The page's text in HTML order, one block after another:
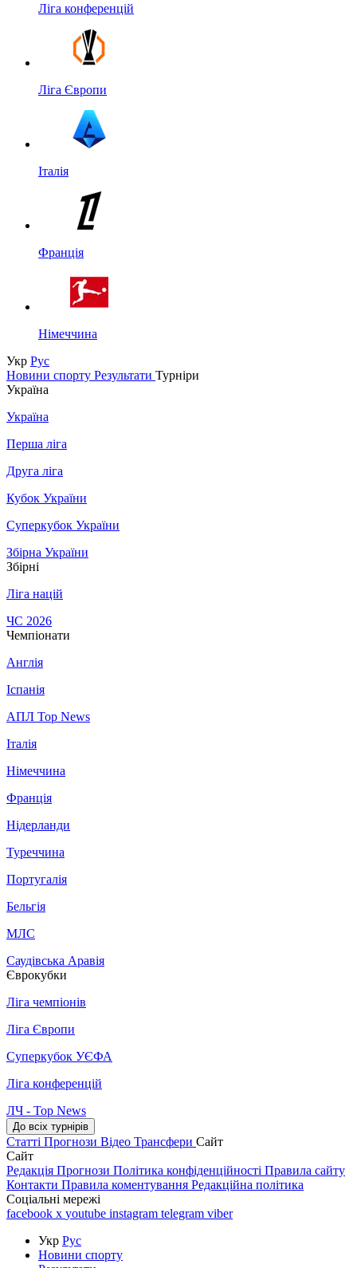
Ліга конференцій
Ліга Європи
Італія
Франція
Німеччина
Укр Рус
Новини спорту Результати Турніри
Україна
Україна
Перша ліга
Друга ліга
Кубок України
Суперкубок України
Збірна України
Збірні
Ліга націй
ЧС 2026
Чемпіонати
Англія
Іспанія
АПЛ Top News
Італія
Німеччина
Франція
Нідерланди
Туреччина
Португалія
Бельгія
МЛС
Саудівська Аравія
Єврокубки
Ліга чемпіонів
Ліга Європи
Суперкубок УЄФА
Ліга конференцій
ЛЧ - Top News
До всіх турнірів
Статті Прогнози Відео Трансфери Сайт
Сайт
Редакція Прогнози Політика конфіденційності Правила сайту
Контакти Правила коментування Редакційна політика
Соціальні мережі
facebook x youtube instagram telegram viber
Укр Рус
Новини спорту